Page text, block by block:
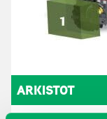
ARKISTOT